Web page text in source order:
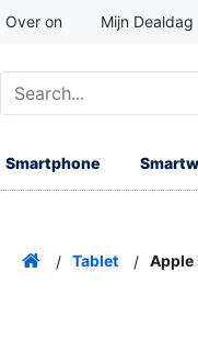
Over on Mijn Dealdag
Smartphone
Tablet Apple